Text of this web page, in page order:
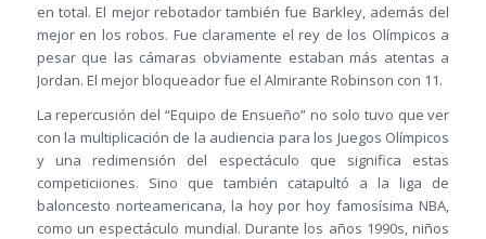
en total. El mejor rebotador también fue Barkley, además del
mejor en los robos. Fue claramente el rey de los Olímpicos a
pesar que las cámaras obviamente estaban más atentas a
Jordan. El mejor bloqueador fue el Almirante Robinson con 11.
La repercusión del “Equipo de Ensueño” no solo tuvo que ver
con la multiplicación de la audiencia para los Juegos Olímpicos
y una redimensión del espectáculo que significa estas
competiciiones. Sino que también catapultó a la liga de
baloncesto norteamericana, la hoy por hoy famosísima NBA,
como un espectáculo mundial. Durante los años 1990s, niños